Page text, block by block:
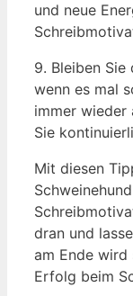
und neue
9. Bleiben Sie
wenn es mal
immer wieder
Sie
Mit diesen
dran und
am Ende wird
Erfolg beim